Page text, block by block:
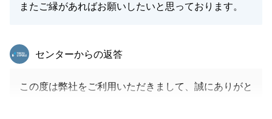
またご縁があればお願いしたいと思っております。
東急リバブル
センターからの返答
この度は弊社をご利用いただきまして、誠にありがと